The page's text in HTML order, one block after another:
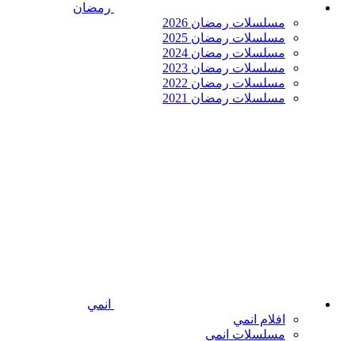
رمضان
مسلسلات رمضان 2026
مسلسلات رمضان 2025
مسلسلات رمضان 2024
مسلسلات رمضان 2023
مسلسلات رمضان 2022
مسلسلات رمضان 2021
انمي
افلام انمي
مسلسلات انمي